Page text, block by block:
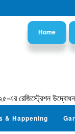
Home
উদ্বোধন
& Happening